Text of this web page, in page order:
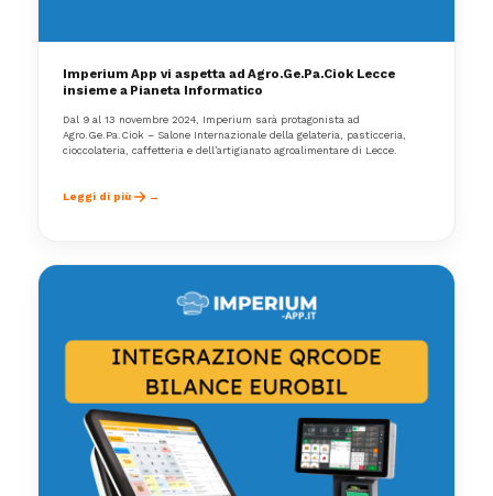
Imperium App vi aspetta ad Agro.Ge.Pa.Ciok Lecce
insieme a Pianeta Informatico
Dal 9 al 13 novembre 2024, Imperium sarà protagonista ad
Agro.Ge.Pa.Ciok – Salone Internazionale della gelateria, pasticceria,
cioccolateria, caffetteria e dell’artigianato agroalimentare di Lecce.
Leggi di più